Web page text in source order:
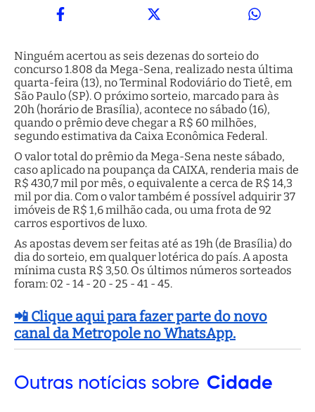
Ninguém acertou as seis dezenas do sorteio do
concurso 1.808 da Mega-Sena, realizado nesta última
quarta-feira (13), no Terminal Rodoviário do Tietê, em
São Paulo (SP). O próximo sorteio, marcado para às
20h (horário de Brasília), acontece no sábado (16),
quando o prêmio deve chegar a R$ 60 milhões,
segundo estimativa da Caixa Econômica Federal.
O valor total do prêmio da Mega-Sena neste sábado,
caso aplicado na poupança da CAIXA, renderia mais de
R$ 430,7 mil por mês, o equivalente a cerca de R$ 14,3
mil por dia. Com o valor também é possível adquirir 37
imóveis de R$ 1,6 milhão cada, ou uma frota de 92
carros esportivos de luxo.
As apostas devem ser feitas até as 19h (de Brasília) do
dia do sorteio, em qualquer lotérica do país. A aposta
mínima custa R$ 3,50. Os últimos números sorteados
foram: 02 - 14 - 20 - 25 - 41 - 45.
📲 Clique aqui para fazer parte do novo
canal da Metropole no WhatsApp.
Outras notícias sobre Cidade